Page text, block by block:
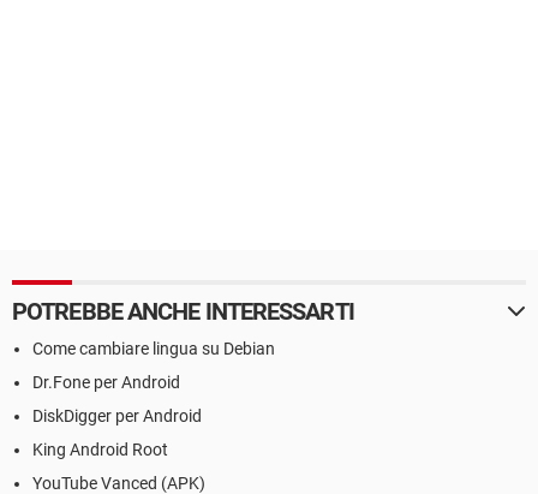
POTREBBE ANCHE INTERESSARTI
Come cambiare lingua su Debian
Dr.Fone per Android
DiskDigger per Android
King Android Root
YouTube Vanced (APK)